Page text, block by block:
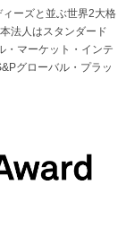
ーズと並ぶ世界2大格
法人はスタンダード
・マーケット・インテ
グローバル・プラッ